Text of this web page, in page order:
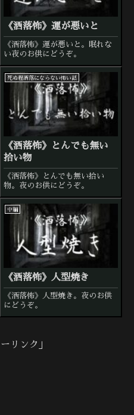
《洒落怖》運が悪いと
《洒落怖》運が悪いと。眠れな
い夜のお供にどうぞ。
死ぬ程洒落にならない怖い話
《洒落怖》とんでも無い
拾い物
《洒落怖》とんでも無い拾い
物。夜のお供にどうぞ。
中編
《洒落怖》人型焼き
《洒落怖》人型焼き。夜のお供
にどうぞ。
リンク」